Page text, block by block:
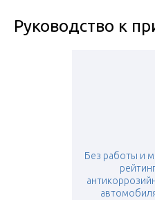
Руководство к
Без работы и